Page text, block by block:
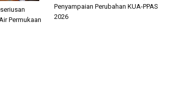
Permukaan
Penyampaian Perubahan KUA-PPAS
2026